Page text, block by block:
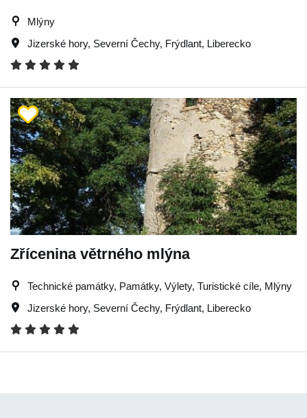
Mlýny
Jizerské hory, Severní Čechy, Frýdlant, Liberecko
Zřícenina větrného mlýna
Technické památky, Památky, Výlety, Turistické cíle, Mlýny
Jizerské hory, Severní Čechy, Frýdlant, Liberecko